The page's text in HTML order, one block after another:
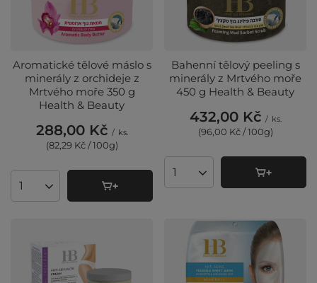
Aromatické tělové máslo s
minerály z orchideje z
Mrtvého moře 350 g
Health & Beauty
288,00 Kč / ks.
(82,29 Kč / 100g)
Množství produktů
Bahenní tělový peeling s
minerály z Mrtvého moře
450 g Health & Beauty
432,00 Kč / ks.
(96,00 Kč / 100g)
Množství produktů